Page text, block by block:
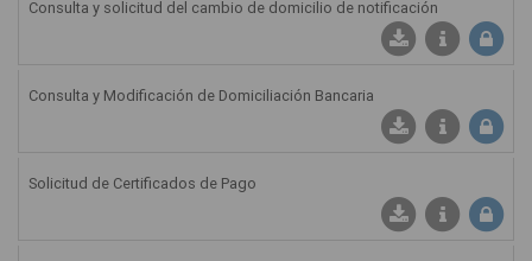
Consulta y solicitud del cambio de domicilio de notificación
Consulta y Modificación de Domiciliación Bancaria
Solicitud de Certificados de Pago